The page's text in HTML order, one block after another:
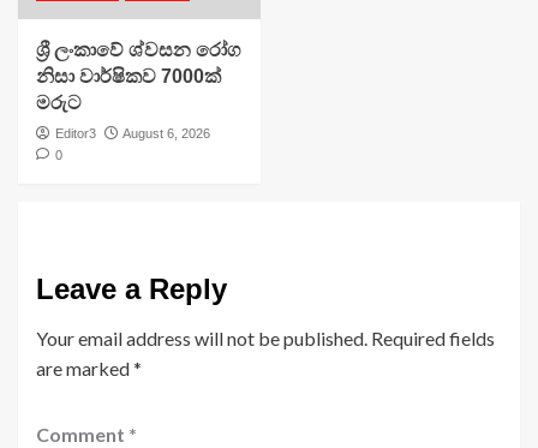
ශ්‍රී ලංකාවේ ශ්වසන රෝග
නිසා වාර්ෂිකව 7000ක්
මරුට
Editor3
August 6, 2026
0
Leave a Reply
Your email address will not be published. Required fields
are marked*
Comment *